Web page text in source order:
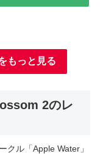
もっと見る
2のレ
クル「Apple Water」